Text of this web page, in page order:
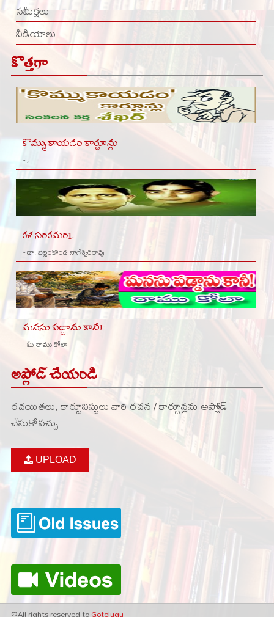
సమీక్షలు
వీడియోలు
కొత్తగా
కొమ్ముకాయడం కార్టూన్లు
- ,
గళ సంగమం1.
- డా. బెల్లంకొండ నాగేశ్వరరావు
మనసు పడ్డాను కానీ!
- మీ రాము కోలా
అప్లోడ్ చేయండి
రచయితలు, కార్టూనిస్టులు వారి రచన / కార్టూన్లను అప్లోడ్
చేసుకోవచ్చు.
UPLOAD
©All rights reserved toGotelugu